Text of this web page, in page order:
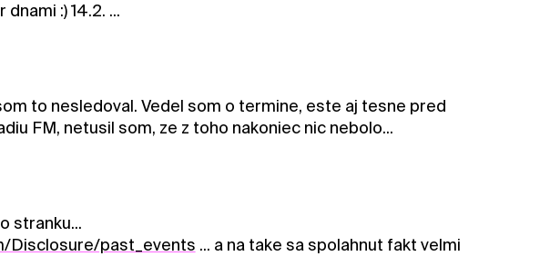
:) 14.2. ...
to nesledoval. Vedel som o termine, este aj tesne pred
FM, netusil som, ze z toho nakoniec nic nebolo...
stranku...
Disclosure/past_events ... a na take sa spolahnut fakt velmi